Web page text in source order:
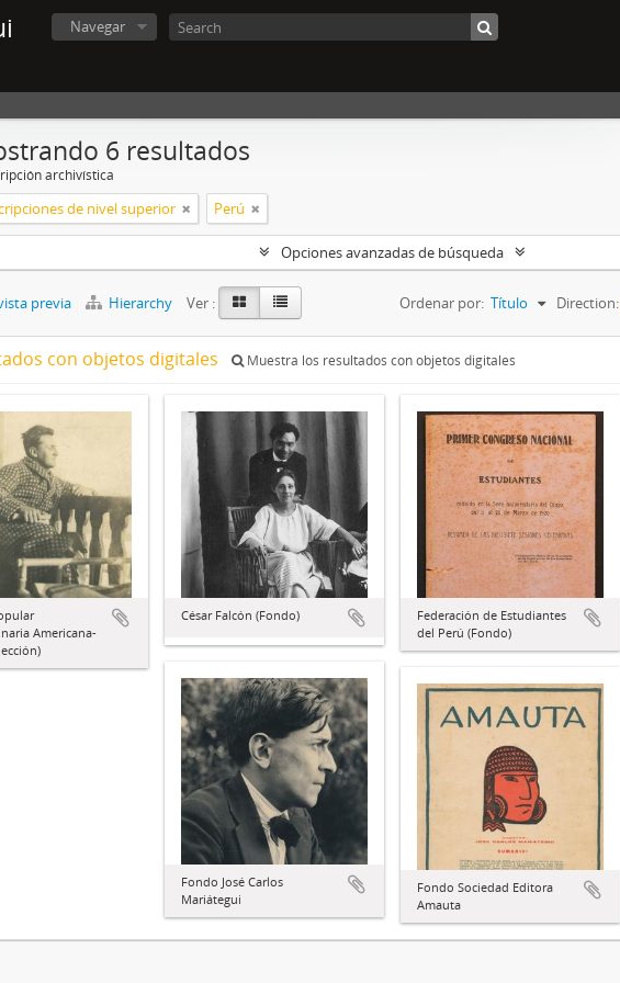
Navegar
6 resultados
archivística
de nivel superior Perú
Opciones avanzadas de búsqueda
previa Hierarchy Ver : Ordenar por: Título Direction:
con objetos digitales Muestra los resultados con objetos digitales
Americana-
César Falcón (Fondo)
Federación de Estudiantes
del Perú (Fondo)
Fondo José Carlos
Mariátegui
Fondo Sociedad Editora
Amauta